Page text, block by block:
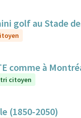
golf au Stade
comme à
tri citoyen
(1850-2050)